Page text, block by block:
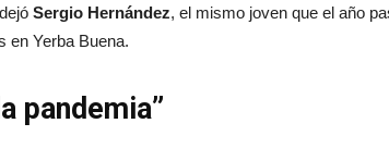
Sergio Hernández, el mismo joven que el año
en Yerba Buena.
pandemia”